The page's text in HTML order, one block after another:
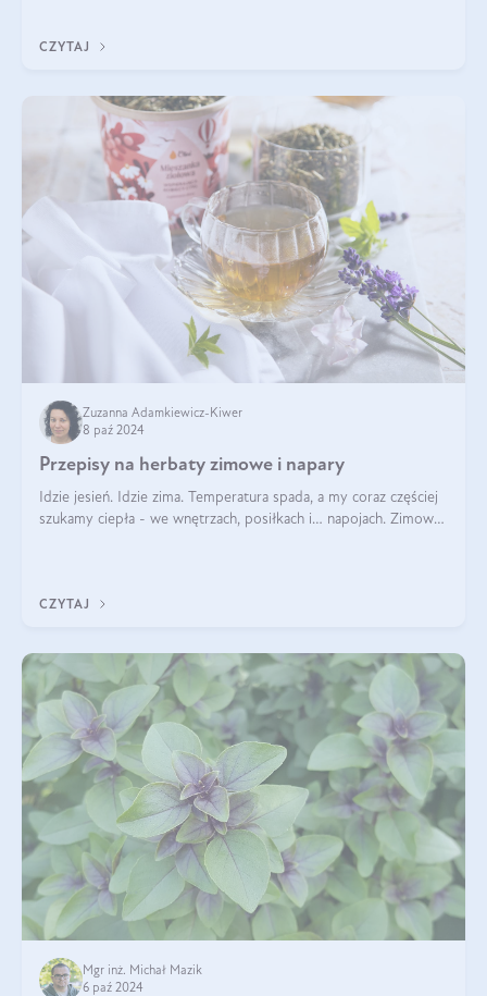
CZYTAJ
Zuzanna Adamkiewicz-Kiwer
8 paź 2024
Przepisy na herbaty zimowe i napary
Idzie jesień. Idzie zima. Temperatura spada, a my coraz częściej
szukamy ciepła - we wnętrzach, posiłkach i… napojach. Zimowe
CZYTAJ
Mgr inż. Michał Mazik
6 paź 2024